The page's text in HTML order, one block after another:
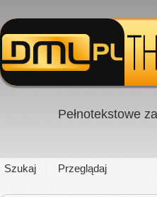
Pełnotekstowe
Szukaj Przeglądaj